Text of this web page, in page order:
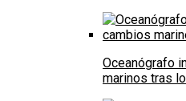
Oceanógrafo
marinos tras